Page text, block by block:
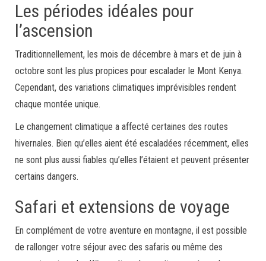
Les périodes idéales pour
l’ascension
Traditionnellement, les mois de décembre à mars et de juin à
octobre sont les plus propices pour escalader le Mont Kenya.
Cependant, des variations climatiques imprévisibles rendent
chaque montée unique.
Le changement climatique a affecté certaines des routes
hivernales. Bien qu’elles aient été escaladées récemment, elles
ne sont plus aussi fiables qu’elles l’étaient et peuvent présenter
certains dangers.
Safari et extensions de voyage
En complément de votre aventure en montagne, il est possible
de rallonger votre séjour avec des safaris ou même des